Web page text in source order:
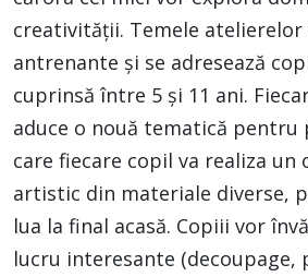
creativității. Temele
antrenante și se adresează
cuprinsă între 5 și 11 ani.
aduce o nouă tematică
care fiecare copil va realiza un
artistic din materiale diverse,
lua la final acasă. Copiii vor
lucru interesante (decoupage,